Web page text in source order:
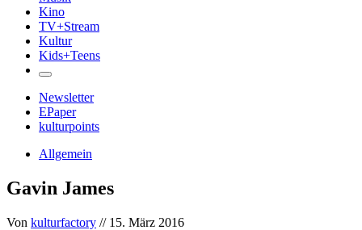
Kino
TV+Stream
Kultur
Kids+Teens
Newsletter
EPaper
kulturpoints
Allgemein
Gavin James
Von kulturfactory // 15. März 2016